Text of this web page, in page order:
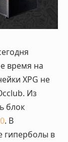
время на
XPG не
Из
блок
. В
гиперболы в